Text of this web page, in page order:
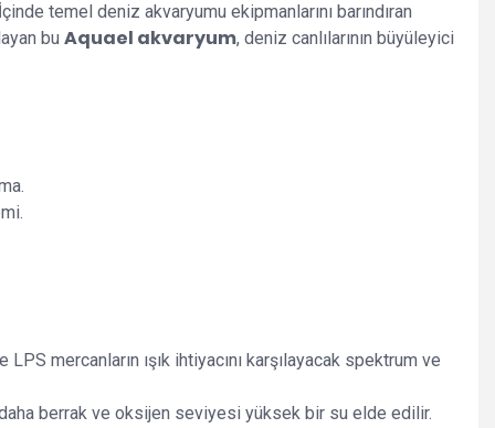
temel deniz akvaryumu ekipmanlarını barındıran
bu Aquael akvaryum, deniz canlılarının büyüleyici
mercanların ışık ihtiyacını karşılayacak spektrum ve
daha berrak ve oksijen seviyesi yüksek bir su elde edilir.